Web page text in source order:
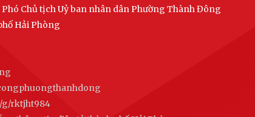
Chủ tịch Uỷ ban nhân dân Phường Thành Đông
Hải Phòng
g/rktjht984